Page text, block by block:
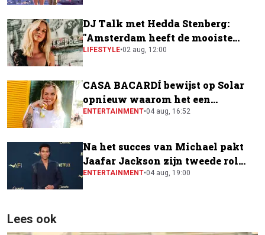
DJ Talk met Hedda Stenberg:
"Amsterdam heeft de mooiste
festivalscene van Europa"
LIFESTYLE•02 aug, 12:00
CASA BACARDÍ bewijst op Solar
opnieuw waarom het een
festivalfavoriet is
ENTERTAINMENT•04 aug, 16:52
Na het succes van Michael pakt
Jaafar Jackson zijn tweede rol
naast Will Smith
ENTERTAINMENT•04 aug, 19:00
Lees ook